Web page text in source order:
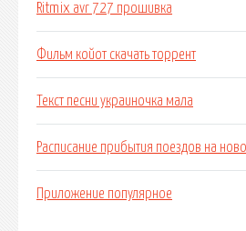
Ritmix avr 727 прошивка
Фильм койот скачать торрент
Текст песни украиночка мала
Расписание прибытия поездов на
Приложение популярное